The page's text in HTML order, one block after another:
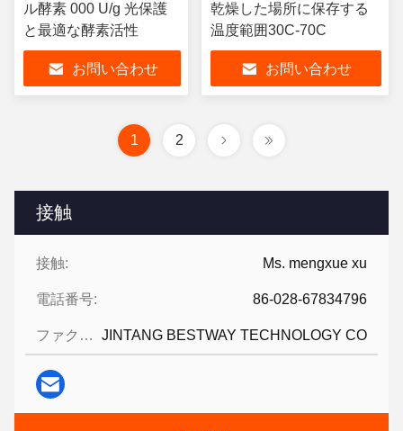
接触
接触: Ms. mengxue xu
電話番号: 86-028-67834796
ファクシミリ: JINTANG BESTWAY TECHNOLOGY CO
ル酵素 000 U/g 光保護
と最適な酵素活性
お問い合わせ
乾燥した場所に保存する
温度範囲30C-70C
お問い合わせ
1 2